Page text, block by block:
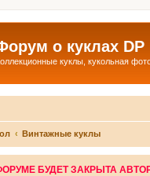
о куклах DP
куклы, кукольная
Винтажные куклы
БУДЕТ ЗАКРЫТА